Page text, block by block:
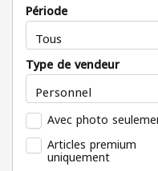
Période
Type de vendeur
Avec photo
Articles premium
uniquement